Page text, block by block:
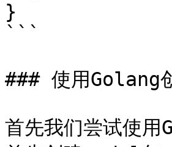
}
```
### 使用Golang
首先我们尝试使